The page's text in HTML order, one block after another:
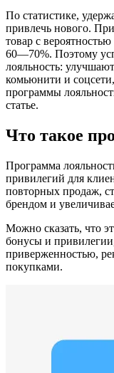
По статистике,
привлечь нового.
товар с
60—70%. Поэтому
лояльность:
комьюнити и
программы
статье.
Что такое
Программа
привилегий для
повторных продаж,
брендом и
Можно сказать, что
бонусы и
приверженностью,
покупками.